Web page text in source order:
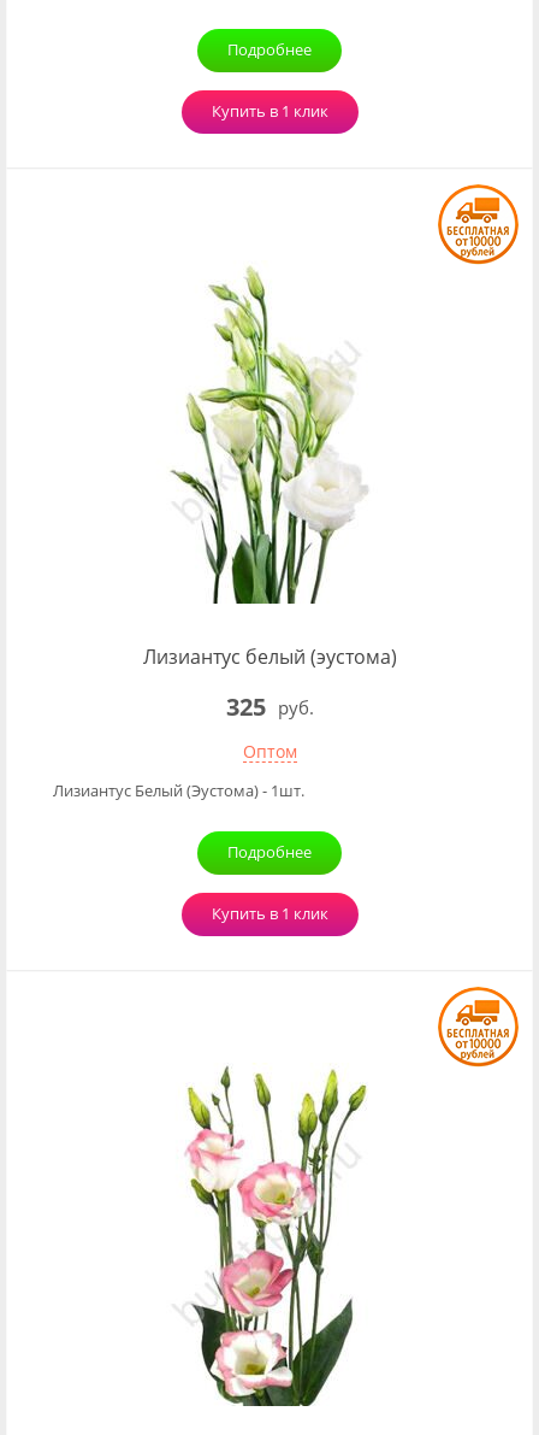
Подробнее
Купить в 1 клик
Лизиантус белый (эустома)
325 руб.
Оптом
Лизиантус Белый (Эустома) - 1шт.
Подробнее
Купить в 1 клик